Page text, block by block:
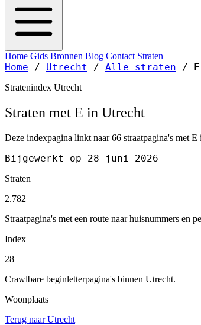
Home Gids Bronnen Blog Contact Straten
Home / Utrecht / Alle straten / E
Stratenindex Utrecht
Straten met E in Utrecht
Deze indexpagina linkt naar 66 straatpagina's met
Bijgewerkt op 28 juni 2026
Straten
2.782
Straatpagina's met een route naar huisnummers en
Index
28
Crawlbare beginletterpagina's binnen Utrecht.
Woonplaats
Terug naar Utrecht